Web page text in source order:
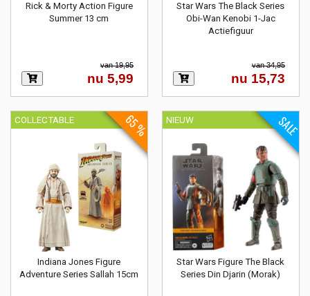
Rick & Morty Action Figure
Summer 13 cm
van 19,95
nu 5,99
Star Wars The Black Series
Obi-Wan Kenobi 1-Jac
Actiefiguur
van 34,95
nu 15,73
COLLECTABLE
Indiana Jones Figure
Adventure Series Sallah 15cm
65 % NIEUW
Star Wars Figure The Black
Series Din Djarin (Morak)
SALE